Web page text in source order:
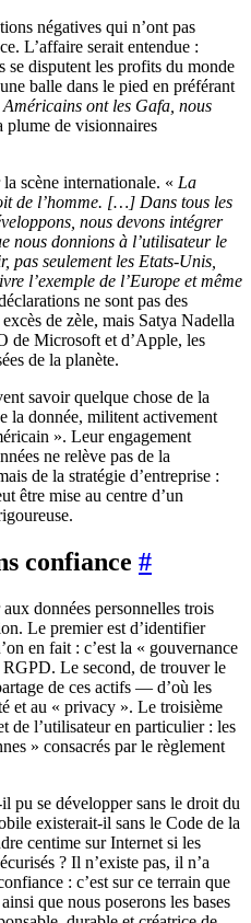
négatives qui n’ont pas
L’affaire serait entendue :
se disputent les profits du monde
balle dans le pied en préférant
Américains ont les Gafa, nous
plume de visionnaires
scène internationale. « La
de l’homme. […] Dans tous les
nous devons intégrer
nous donnions à l’utilisateur le
pas seulement les Etats-Unis,
l’exemple de l’Europe et même
ne sont pas des
de zèle, mais Satya Nadella
de Microsoft et d’Apple, les
de la planète.
savoir quelque chose de la
la donnée, militent activement
». Leur engagement
ne relève pas de la
de la stratégie d’entreprise :
être mise au centre d’un
confiance #
données personnelles trois
Le premier est d’identifier
en fait : c’est la « gouvernance
Le second, de trouver le
de ces actifs — d’où les
et au « privacy ». Le troisième
de l’utilisateur en particulier : les
» consacrés par le règlement
pu se développer sans le droit du
existerait-il sans le Code de la
centime sur Internet si les
? Il n’existe pas, il n’a
: c’est sur ce terrain que
que nous poserons les bases